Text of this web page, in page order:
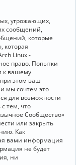
угрожающих,
сообщений,
которые
которая
Linux -
право. Попытки
к вашему
этом ваш
мы сочтём это
для возможности
тем, что
Сообщество»
или закрыть
Как
вами информация
не будет
ни